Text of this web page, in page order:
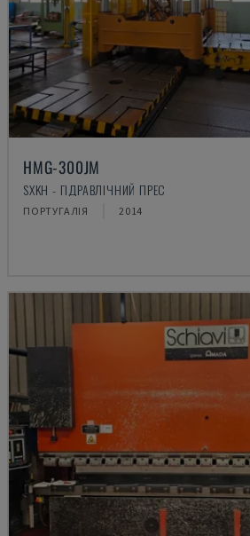
HMG-300JM
SXKH - ГІДРАВЛІЧНИЙ ПРЕС
ПОРТУГАЛІЯ 2014